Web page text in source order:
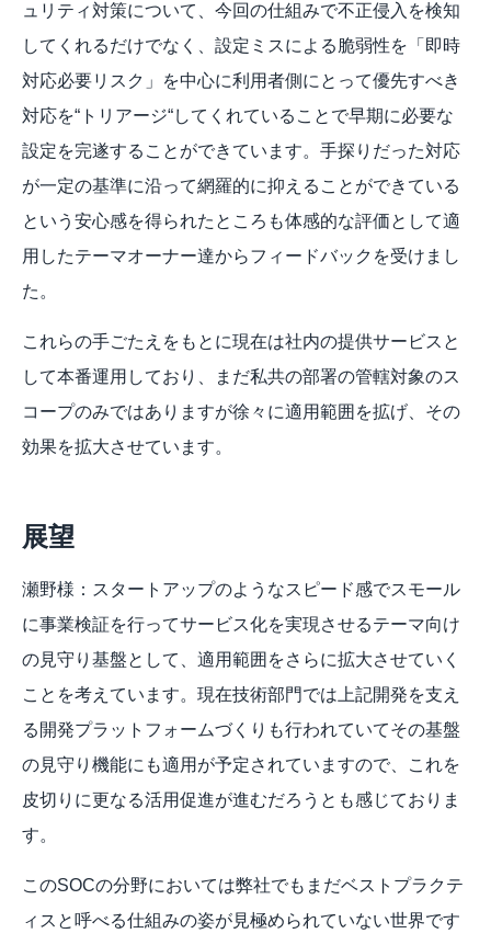
ュリティ対策について、今回の仕組みで不正侵入を検知
してくれるだけでなく、設定ミスによる脆弱性を「即時
対応必要リスク」を中心に利用者側にとって優先すべき
対応を“トリアージ“してくれていることで早期に必要な
設定を完遂することができています。手探りだった対応
が一定の基準に沿って網羅的に抑えることができている
という安心感を得られたところも体感的な評価として適
用したテーマオーナー達からフィードバックを受けまし
た。
これらの手ごたえをもとに現在は社内の提供サービスと
して本番運用しており、まだ私共の部署の管轄対象のス
コープのみではありますが徐々に適用範囲を拡げ、その
効果を拡大させています。
展望
瀬野様：スタートアップのようなスピード感でスモール
に事業検証を行ってサービス化を実現させるテーマ向け
の見守り基盤として、適用範囲をさらに拡大させていく
ことを考えています。現在技術部門では上記開発を支え
る開発プラットフォームづくりも行われていてその基盤
の見守り機能にも適用が予定されていますので、これを
皮切りに更なる活用促進が進むだろうとも感じておりま
す。
このSOCの分野においては弊社でもまだベストプラクテ
ィスと呼べる仕組みの姿が見極められていない世界です